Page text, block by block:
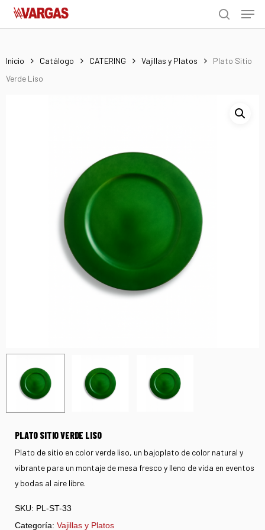
Skip
search
Menu
Inicio Catálogo CATERING Vajillas y Platos
Plato Sitio
Verde Liso
PLATO SITIO VERDE LISO
Plato de sitio en color verde liso, un bajoplato de color natural y
vibrante para un montaje de mesa fresco y lleno de vida en eventos
y bodas al aire libre.
SKU: PL-ST-33
Categoría: Vajillas y Platos